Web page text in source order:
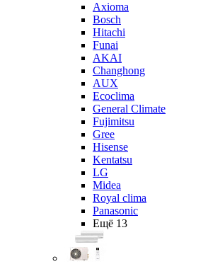
Axioma
Bosch
Hitachi
Funai
AKAI
Changhong
AUX
Ecoclima
General Climate
Fujimitsu
Gree
Hisense
Kentatsu
LG
Midea
Royal clima
Panasonic
Ещё 13